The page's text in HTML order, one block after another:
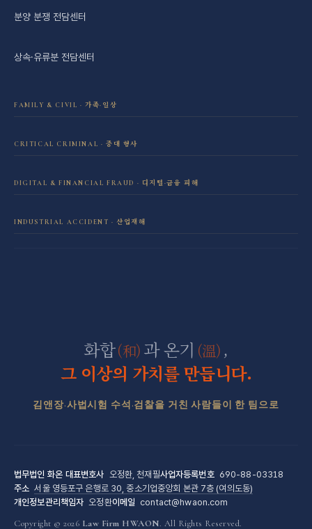
분양 분쟁 전담센터
상속·유류분 전담센터
FAMILY & CIVIL · 가족·일상
학교폭력 전담센터
CRITICAL CRIMINAL · 중대 형사
DIGITAL & FINANCIAL FRAUD · 디지털·금융 피해
INDUSTRIAL ACCIDENT · 산업재해
화합(和) 과 온기 (溫) ,
그 이상의 가치를 만듭니다.
김앤장·사법시험 수석·검찰을 거친 사람들이 한 팀으로
법무법인 화온 대표변호사 오정환, 천재필사업자등록번호 690-88-03318
주소 서울 영등포구 은행로 30, 중소기업중앙회 본관 7층 (여의도동)
개인정보관리책임자 오정환이메일 contact@hwaon.com
Copyright © 2026 Law Firm HWAON. All Rights Reserved.